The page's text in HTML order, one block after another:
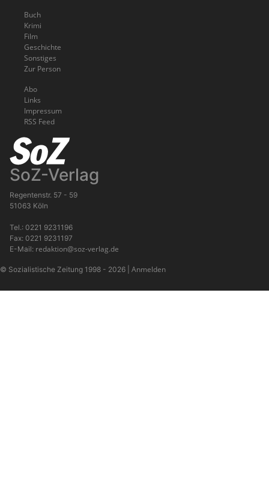
Buch
Krimi
Film
Geschichte
Sonstiges
Zur Person
Abo
Links
Impressum
RSS Feed
SoZ-Verlag
Regentenstr. 57 - 59
51063 Köln
Tel.: 0221 9231196
Fax: 0221 9231197
E-Mail: redaktion@soz-verlag.de
© Sozialistische Zeitung 1998 - 2026 Anmelden